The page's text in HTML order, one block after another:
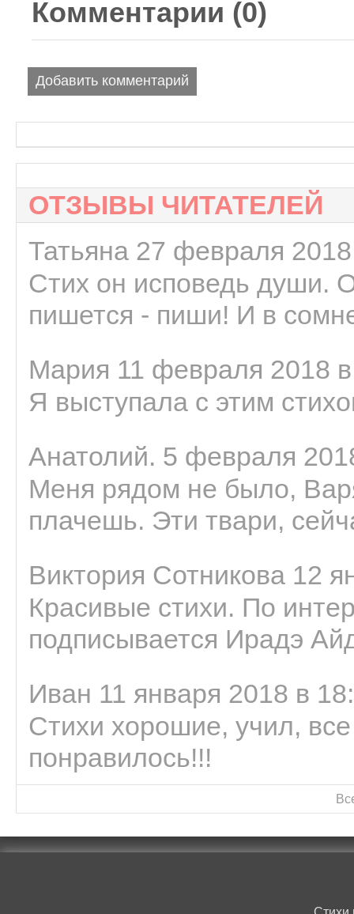
Комментарии (0)
Добавить комментарий
ОТЗЫВЫ ЧИТАТЕЛЕЙ
Татьяна 27 февраля
Стих он исповедь души.
пишется - пиши! И в
Мария 11 февраля 2018
Я выступала с этим
Анатолий. 5 февраля
Меня рядом не было,
плачешь. Эти твари,
Виктория Сотникова 12
Красивые стихи. По
подписывается Ирадэ
Иван 11 января 2018 в
Стихи хорошие, учил,
понравилось!!!